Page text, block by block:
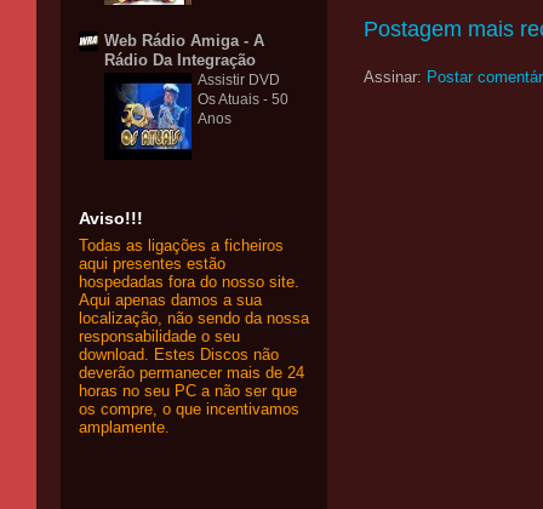
Postagem mais
Assinar: Postar
Web Rádio Amiga - A
Rádio Da Integração
Assistir DVD
Os Atuais - 50
Anos
Aviso!!!
Todas as ligações a ficheiros
aqui presentes estão
hospedadas fora do nosso site.
Aqui apenas damos a sua
localização, não sendo da nossa
responsabilidade o seu
download. Estes Discos não
deverão permanecer mais de 24
horas no seu PC a não ser que
os compre, o que incentivamos
amplamente.